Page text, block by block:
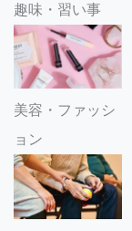
趣味・習い事
美容・ファッシ
ョン